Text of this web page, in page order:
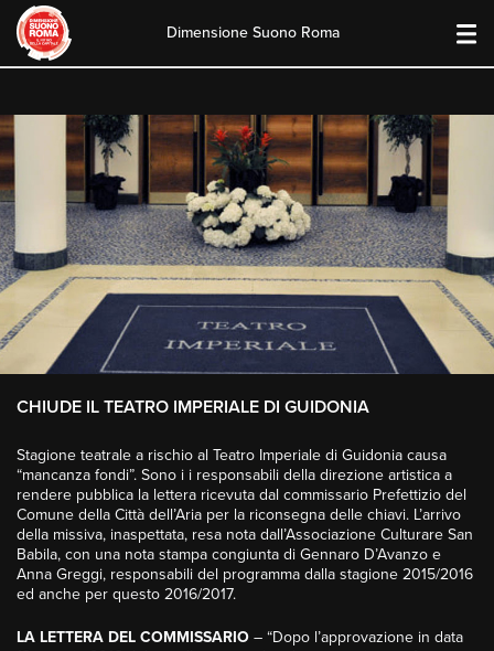
content
Dimensione Suono Roma
CHIUDE IL TEATRO IMPERIALE DI GUIDONIA
Stagione teatrale a rischio al Teatro Imperiale di Guidonia causa
“mancanza fondi”. Sono i i responsabili della direzione artistica a
rendere pubblica la lettera ricevuta dal commissario Prefettizio del
Comune della Città dell’Aria per la riconsegna delle chiavi. L’arrivo
della missiva, inaspettata, resa nota dall’Associazione Culturare San
Babila, con una nota stampa congiunta di Gennaro D’Avanzo e
Anna Greggi, responsabili del programma dalla stagione 2015/2016
ed anche per questo 2016/2017.
LA LETTERA DEL COMMISSARIO – “Dopo l’approvazione in data